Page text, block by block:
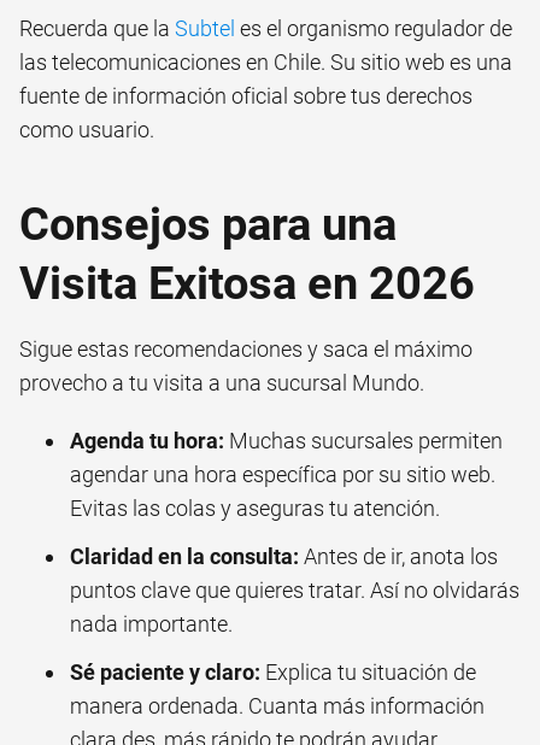
Recuerda que la Subtel es el organismo regulador de
las telecomunicaciones en Chile. Su sitio web es una
fuente de información oficial sobre tus derechos
como usuario.
Consejos para una
Visita Exitosa en 2026
Sigue estas recomendaciones y saca el máximo
provecho a tu visita a una sucursal Mundo.
Agenda tu hora: Muchas sucursales permiten
agendar una hora específica por su sitio web.
Evitas las colas y aseguras tu atención.
Claridad en la consulta: Antes de ir, anota los
puntos clave que quieres tratar. Así no olvidarás
nada importante.
Sé paciente y claro: Explica tu situación de
manera ordenada. Cuanta más información
clara des, más rápido te podrán ayudar.